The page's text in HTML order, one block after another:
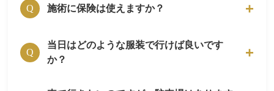
国家資格です。
了したエキスパートです。
A
完全予約制です。
します。
Q 施術に保険は使えますか？
A
保険は、お使い頂けません。
当院の施術は完全自費治療となっております。
Q
当日はどのような服装で行けば良いです
か？